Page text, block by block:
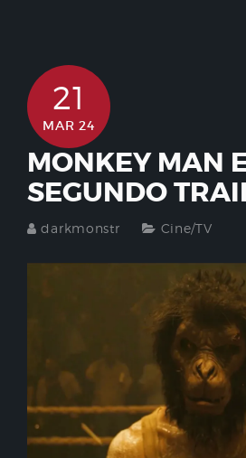
21
MAR 24
MONKEY MAN
SEGUNDO
darkmonstr Cine/TV